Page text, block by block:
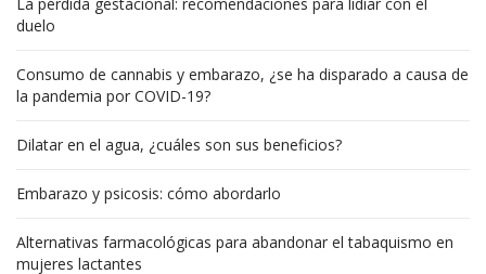
duelo
Consumo de cannabis y embarazo, ¿se ha disparado a causa de
la pandemia por COVID-19?
Dilatar en el agua, ¿cuáles son sus beneficios?
Embarazo y psicosis: cómo abordarlo
Alternativas farmacológicas para abandonar el tabaquismo en
mujeres lactantes